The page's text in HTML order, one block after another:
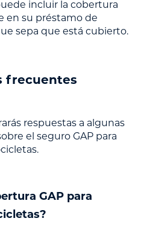
incluir la cobertura
en su préstamo de
sepa que está cubierto.
frecuentes
respuestas a algunas
el seguro GAP para
GAP para